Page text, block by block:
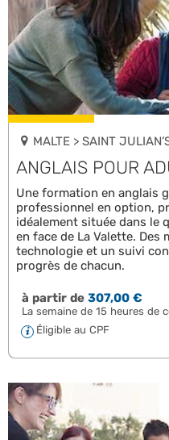
MALTE > SAINT
ANGLAIS POUR
Une formation en anglais
professionnel en option,
idéalement située dans le
en face de La Valette. Des
technologie et un suivi
progrès de chacun.
à partir de307,00 €
La semaine de 15 heures de
Éligible au CPF